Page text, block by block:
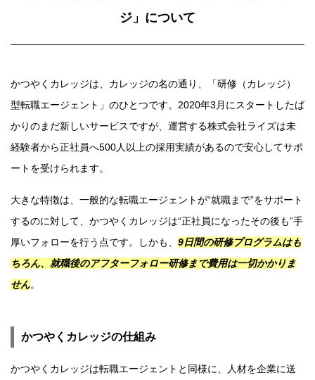
ジ」について
かつやくカレッジは、カレッジの名の通り、「研修（カレッジ）
型転職エージェント」のひとつです。2020年3月にスタートしたば
かりのまだ新しいサービスですが、運営する株式会社ライズは未
経験者から正社員へ500人以上の採用実績があるので安心してサポ
ートを受けられます。
大きな特徴は、一般的な転職エージェントが“就職まで”をサポート
するのに対して、かつやくカレッジは“正社員になったその後も”手
厚いフォローを行う点です。しかも、 9日間の研修プログラムはも
ちろん、就職後のアフターフォロー研修まで費用は一切かかりま
せん。
かつやくカレッジの仕組み
かつやくカレッジは転職エージェントと同様に、人材を企業に送